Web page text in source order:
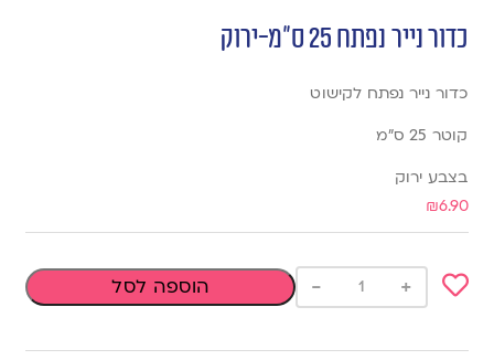
כדור נייר נפתח 25 ס”מ-ירוק
כדור נייר נפתח לקישוט
קוטר 25 ס”מ
בצבע ירוק
₪6.90
+
- הוספה לסל